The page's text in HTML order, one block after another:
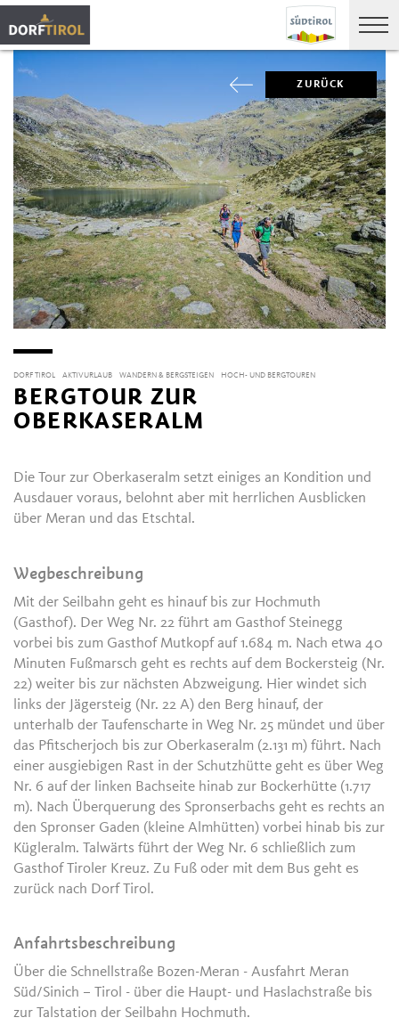
ZURÜCK
DORF TIROL AKTIVURLAUB WANDERN & BERGSTEIGEN HOCH- UND BERGTOUREN
BERGTOUR ZUR
OBERKASERALM
Die Tour zur Oberkaseralm setzt einiges an Kondition und
Ausdauer voraus, belohnt aber mit herrlichen Ausblicken
über Meran und das Etschtal.
Wegbeschreibung
Mit der Seilbahn geht es hinauf bis zur Hochmuth
(Gasthof). Der Weg Nr. 22 führt am Gasthof Steinegg
vorbei bis zum Gasthof Mutkopf auf 1.684 m. Nach etwa 40
Minuten Fußmarsch geht es rechts auf dem Bockersteig (Nr.
22) weiter bis zur nächsten Abzweigung. Hier windet sich
links der Jägersteig (Nr. 22 A) den Berg hinauf, der
unterhalb der Taufenscharte in Weg Nr. 25 mündet und über
das Pfitscherjoch bis zur Oberkaseralm (2.131 m) führt. Nach
einer ausgiebigen Rast in der Schutzhütte geht es über Weg
Nr. 6 auf der linken Bachseite hinab zur Bockerhütte (1.717
m). Nach Überquerung des Spronserbachs geht es rechts an
den Spronser Gaden (kleine Almhütten) vorbei hinab bis zur
Kügleralm. Talwärts führt der Weg Nr. 6 schließlich zum
Gasthof Tiroler Kreuz. Zu Fuß oder mit dem Bus geht es
zurück nach Dorf Tirol.
Anfahrtsbeschreibung
Über die Schnellstraße Bozen-Meran - Ausfahrt Meran
Süd/Sinich – Tirol - über die Haupt- und Haslachstraße bis
zur Talstation der Seilbahn Hochmuth.